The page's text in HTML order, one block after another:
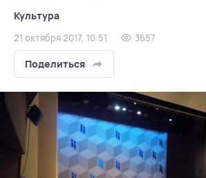
Культура
21 октября 2017, 10:51 3657
Поделиться